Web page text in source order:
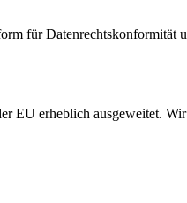
für Datenrechtskonformität
EU erheblich ausgeweitet.